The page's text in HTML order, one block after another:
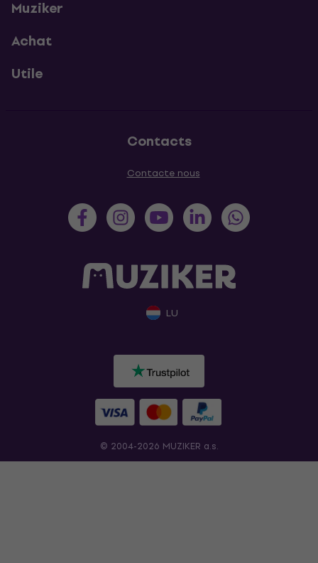
Muziker
Achat
Utile
Contacts
Contacte nous
LU
© 2004-2026 MUZIKER a.s.